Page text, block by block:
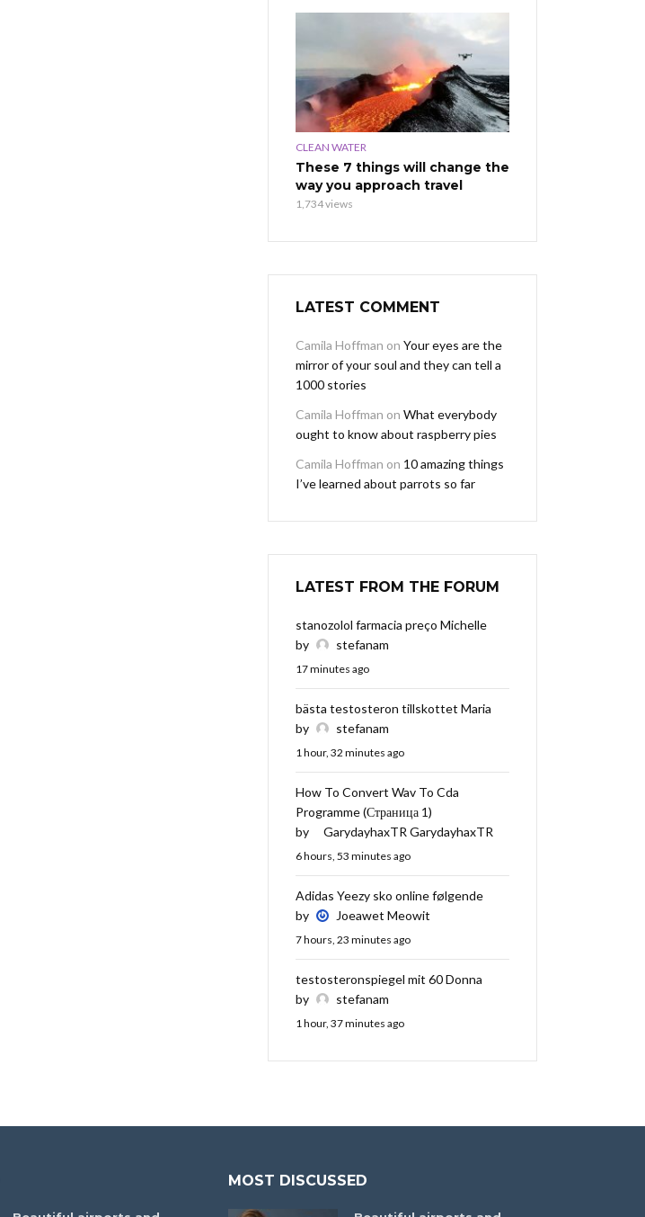
CLEAN WATER
These 7 things will change the
way you approach travel
1,734 views
LATEST COMMENT
Camila Hoffman on Your eyes are the
mirror of your soul and they can tell a
1000 stories
Camila Hoffman on What everybody
ought to know about raspberry pies
Camila Hoffman on 10 amazing things
I’ve learned about parrots so far
LATEST FROM THE FORUM
stanozolol farmacia preço Michelle
by
stefanam
17 minutes ago
bästa testosteron tillskottet Maria
by
stefanam
1 hour, 32 minutes ago
How To Convert Wav To Cda
Programme (Страница 1)
by
GarydayhaxTR GarydayhaxTR
6 hours, 53 minutes ago
Adidas Yeezy sko online følgende
by
Joeawet Meowit
7 hours, 23 minutes ago
testosteronspiegel mit 60 Donna
by
stefanam
1 hour, 37 minutes ago
MOST DISCUSSED